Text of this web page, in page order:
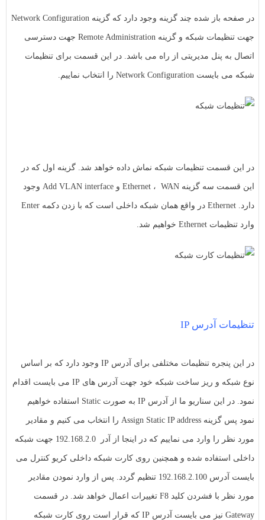
در صفحه باز شده چند گزینه وجود دارد که گزینه Network Configuration
جهت تنظیمات شبکه و گزینه Remote Administration جهت دسترسی
اتصال به پنل مدیریتی از راه می باشد. در این قسمت برای تنظیمات
شبکه می بایست Network Configuration را انتخاب نماییم.
در این قسمت تنظیمات شبکه نماش داده خواهد شد. گزینه اول که در
این قسمت سه گزینه Ethernet ، WAN و Add VLAN interface وجود
دارد. Ethernet در واقع همان شبکه داخلی است که با زدن دکمه Enter
وارد تنظیمات Ethernet خواهیم شد.
تنظیمات آدرس IP
در این پنجره تنظیمات مختلفی برای آدرس IP وجود دارد که بر اساس
نوع شبکه و ریز ساخت شبکه خود جهت آدرس های IP می بایست اقدام
نمود. در این سناریو ما از آدرس IP به صورت Static استفاده خواهیم
نمود پس گزینه Assign Static IP address را انتخاب می کنیم و مقادیر
مورد نظر را وارد می نماییم که در اینجا از آدر 192.168.2.0 جهت شبکه
داخلی استفاده شده و همچنین روی کارت شبکه داخلی کریو کنترل می
بایست آدرس 192.168.2.100 تنظیم گردد. پس از وارد نمودن مقادیر
مورد نظر با فشردن کلید F8 تغییرات اعمال خواهد شد. در قسمت
Gateway نیز می بایست آدرس IP که قرار است روی کارت شبکه